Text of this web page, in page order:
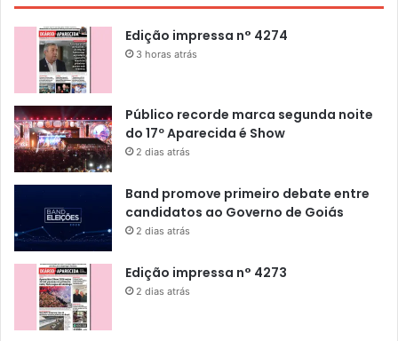
Edição impressa n° 4274
3 horas atrás
Público recorde marca segunda noite
do 17º Aparecida é Show
2 dias atrás
Band promove primeiro debate entre
candidatos ao Governo de Goiás
2 dias atrás
Edição impressa n° 4273
2 dias atrás